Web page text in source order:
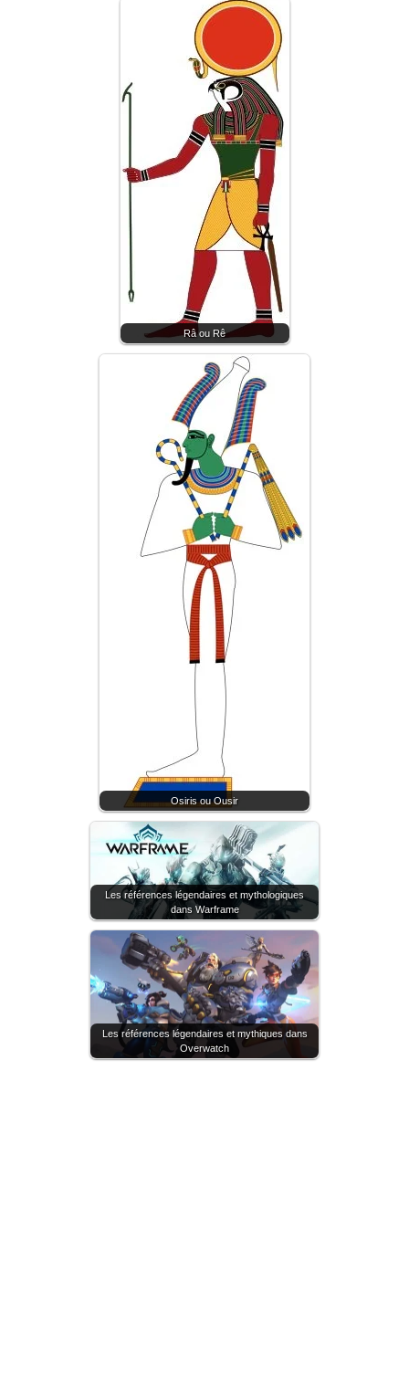
Râ ou Rê
Osiris ou Ousir
Les références légendaires et mythologiques
dans Warframe
Les références légendaires et mythiques dans
Overwatch